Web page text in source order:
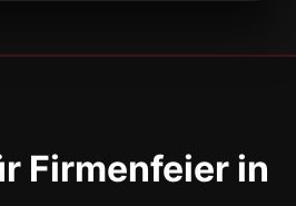
Firmenfeier in